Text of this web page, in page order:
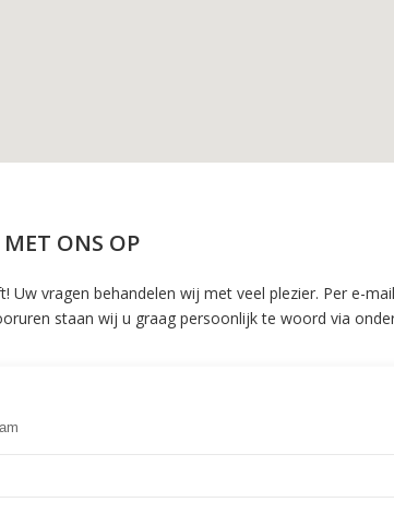
ONS OP
Uw vragen behandelen wij met veel plezier. Per e-
staan wij u graag persoonlijk te woord via